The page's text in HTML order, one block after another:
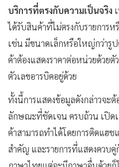
บริการที่ตรงกับความเป็นจริง
ได้รับสินค้าที่ไม่ตรงกับรายการ
เช่น มีขนาดเล็กหรือใหญ่กว่ารู
ค้าต้องแสดงราคาต่อหน่วยด้วย
ตัวเลขอารบิคอยู่ด้วย
ทั้งนี้การแสดงข้อมูลดังกล่าวจะ
ลักษณะที่ชัดเจน ครบถ้วน เปิดเ
ค้าสามารถทำได้โดยการติดแฮ
สำคัญ และรายการที่แสดงควบ